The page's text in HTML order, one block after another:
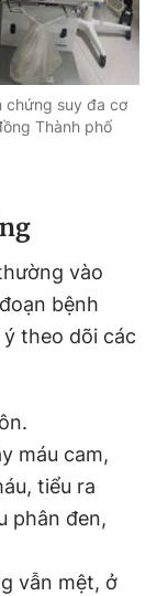
chứng suy đa cơ
Thành phố
vào
bệnh
theo dõi các
máu cam,
tiểu ra
phân đen,
vẫn mệt, ở